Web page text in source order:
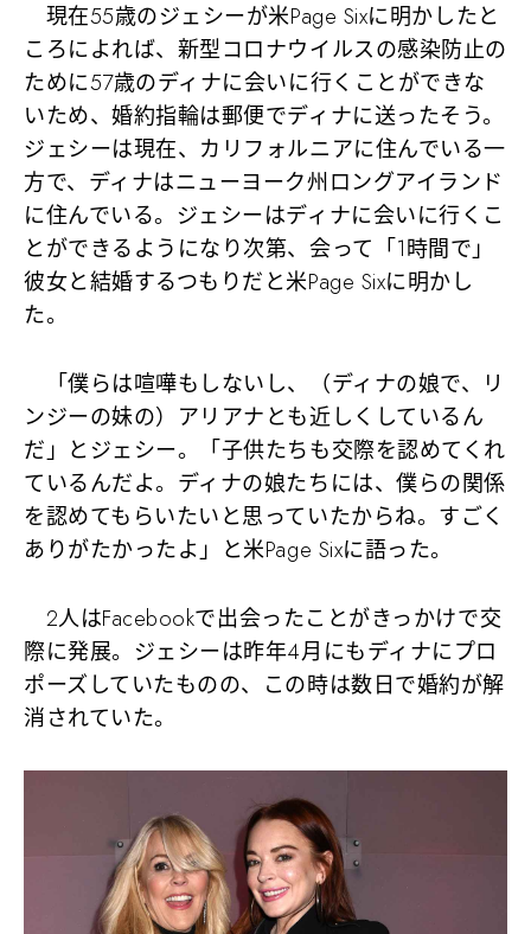
現在55歳のジェシーが米Page Sixに明かしたと
ころによれば、新型コロナウイルスの感染防止の
ために57歳のディナに会いに行くことができな
いため、婚約指輪は郵便でディナに送ったそう。
ジェシーは現在、カリフォルニアに住んでいる一
方で、ディナはニューヨーク州ロングアイランド
に住んでいる。ジェシーはディナに会いに行くこ
とができるようになり次第、会って「1時間で」
彼女と結婚するつもりだと米Page Sixに明かし
た。
「僕らは喧嘩もしないし、（ディナの娘で、リ
ンジーの妹の）アリアナとも近しくしているん
だ」とジェシー。「子供たちも交際を認めてくれ
ているんだよ。ディナの娘たちには、僕らの関係
を認めてもらいたいと思っていたからね。すごく
ありがたかったよ」と米Page Sixに語った。
2人はFacebookで出会ったことがきっかけで交
際に発展。ジェシーは昨年4月にもディナにプロ
ポーズしていたものの、この時は数日で婚約が解
消されていた。